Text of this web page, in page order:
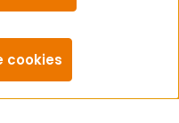
cookies